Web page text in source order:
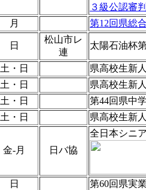
３級公認審
月 第12回県総
日
松山市レ
連
太陽石油杯
土・日
県高校生新
土・日
県高校生新
土・日
第44回県中
土・日 県高校生新
金-月 日バ協
全日本シニ
日 第60回県実